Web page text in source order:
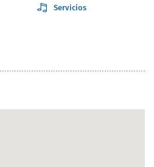
Servicios